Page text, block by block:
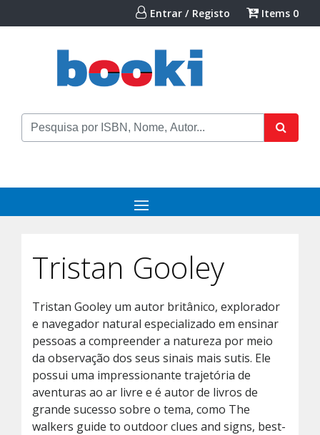
Entrar / Registo Items 0
Tristan Gooley
Tristan Gooley um autor britânico, explorador
e navegador natural especializado em ensinar
pessoas a compreender a natureza por meio
da observação dos seus sinais mais sutis. Ele
possui uma impressionante trajetória de
aventuras ao ar livre e é autor de livros de
grande sucesso sobre o tema, como The
walkers guide to outdoor clues and signs, best-